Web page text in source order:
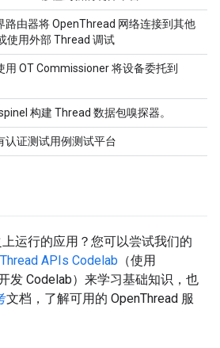
路由器将 OpenThread 网络连接到其他
使用外部 Thread 调试
用 OT Commissioner 将设备委托到
构建 Thread 数据包嗅探器。
认证测试用例测试平台
运行的应用？您可以尝试我们的
APIs Codelab （使用
发 Codelab）来学习基础知识，也
文档，了解可用的 OpenThread 服